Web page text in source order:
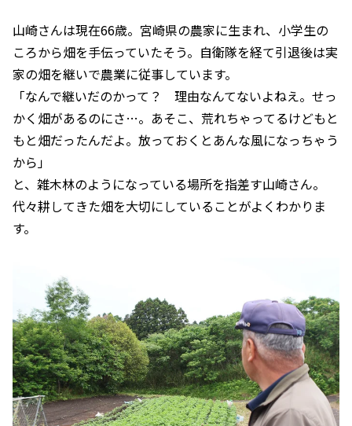
山崎さんは現在66歳。宮崎県の農家に生まれ、小学生の
ころから畑を手伝っていたそう。自衛隊を経て引退後は実
家の畑を継いで農業に従事しています。
「なんで継いだのかって？ 理由なんてないよねえ。せっ
かく畑があるのにさ…。あそこ、荒れちゃってるけどもと
もと畑だったんだよ。放っておくとあんな風になっちゃう
から」
と、雑木林のようになっている場所を指差す山崎さん。
代々耕してきた畑を大切にしていることがよくわかりま
す。